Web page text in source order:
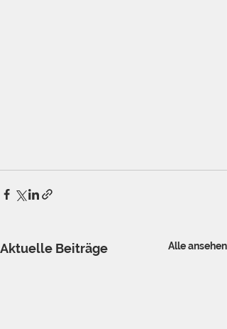
Aktuelle Beiträge Alle ansehen